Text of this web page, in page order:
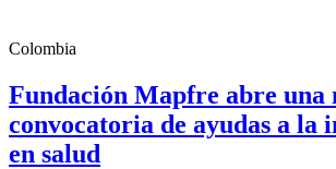
Colombia
Fundación Mapfre abre una
convocatoria de ayudas a la
en salud